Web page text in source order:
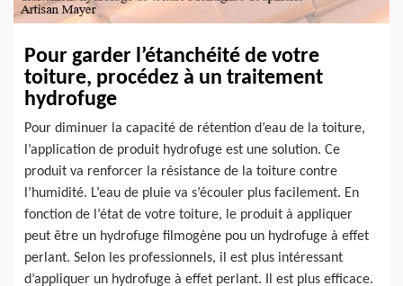
Pour garder l’étanchéité de votre
toiture, procédez à un traitement
hydrofuge
Pour diminuer la capacité de rétention d’eau de la toiture,
l’application de produit hydrofuge est une solution. Ce
produit va renforcer la résistance de la toiture contre
l’humidité. L’eau de pluie va s’écouler plus facilement. En
fonction de l’état de votre toiture, le produit à appliquer
peut être un hydrofuge filmogène pou un hydrofuge à effet
perlant. Selon les professionnels, il est plus intéressant
d’appliquer un hydrofuge à effet perlant. Il est plus efficace.